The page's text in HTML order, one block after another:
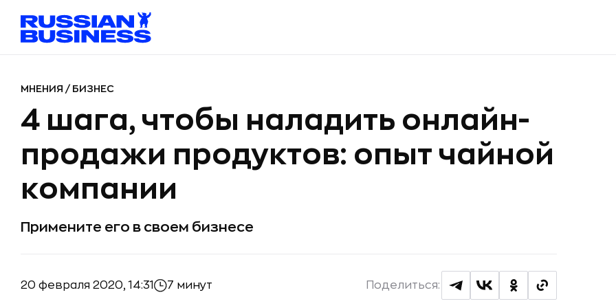
МНЕНИЯ / БИЗНЕС
4 шага, чтобы наладить онлайн-
продажи продуктов: опыт чайной
компании
Примените его в своем бизнесе
20 февраля 2020, 14:31 7 минут Поделиться: